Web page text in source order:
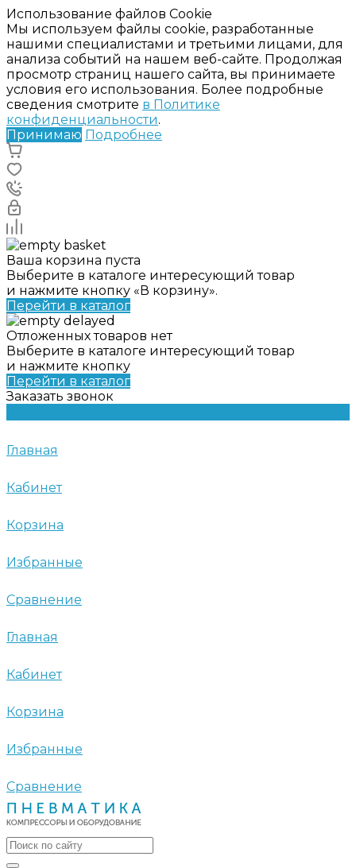
Использование файлов Cookie
Мы используем файлы cookie, разработанные
нашими специалистами и третьими лицами, для
анализа событий на нашем веб-сайте. Продолжая
просмотр страниц нашего сайта, вы принимаете
условия его использования. Более подробные
сведения смотрите в Политике
конфиденциальности.
Принимаю Подробнее
Ваша корзина пуста
Выберите в каталоге интересующий товар
и нажмите кнопку «В корзину».
Перейти в каталог
Отложенных товаров нет
Выберите в каталоге интересующий товар
и нажмите кнопку
Перейти в каталог
Заказать звонок
Главная
Кабинет
Корзина
Избранные
Сравнение
Главная
Кабинет
Корзина
Избранные
Сравнение